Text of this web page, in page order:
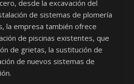
desde la excavación del
de sistemas de plomería
la empresa también ofrece
de piscinas existentes, que
de grietas, la sustitución de
de nuevos sistemas de